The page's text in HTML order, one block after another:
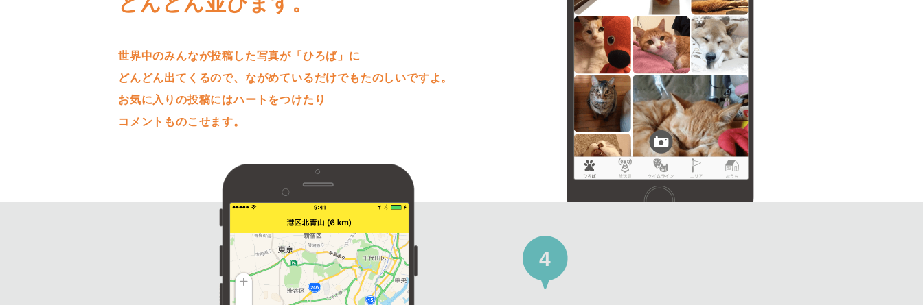
世界中のみんなが投稿した写真が「ひろば」に
どんどん出てくるので、ながめているだけでもたのしいですよ。
お気に入りの投稿にはハートをつけたり
コメントものこせます。
4